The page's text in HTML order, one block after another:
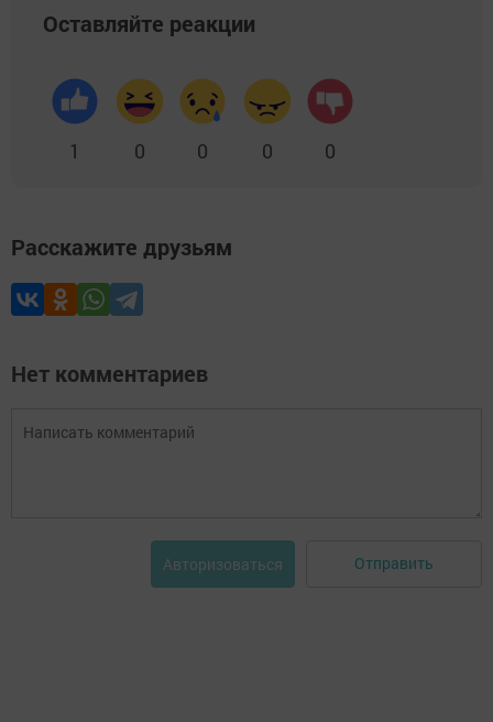
Оставляйте реакции
1 0 0 0 0
Расскажите друзьям
Нет комментариев
Авторизоваться Отправить